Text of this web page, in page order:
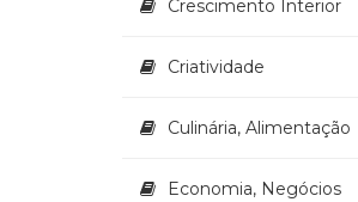
Crescimento Interior
Criatividade
Culinária, Alimentação
Economia, Negócios